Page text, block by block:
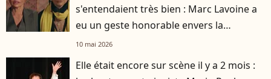
s'entendaient très bien : Marc Lavoine a
eu un geste honorable envers la
journaliste
10 mai 2026
Elle était encore sur scène il y a 2 mois :